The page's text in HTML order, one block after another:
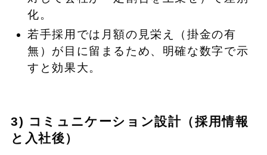
化。
若手採用では月額の見栄え（掛金の有
無）が目に留まるため、明確な数字で示
すと効果大。
3) コミュニケーション設計（採用情報
と入社後）